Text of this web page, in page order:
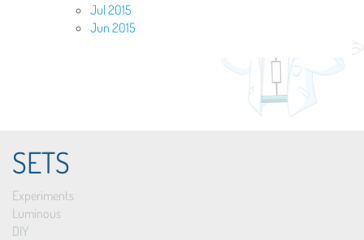
Jul 2015
Jun 2015
SETS
Experiments
Luminous
DIY